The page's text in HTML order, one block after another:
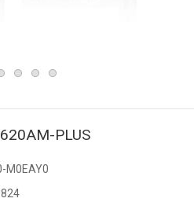
PLUS
M0EAY0